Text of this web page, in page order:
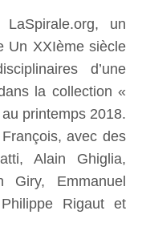
un
Un XXIème siècle
d’une
la collection «
printemps 2018.
avec des
Alain Ghiglia,
Giry, Emmanuel
Rigaut et